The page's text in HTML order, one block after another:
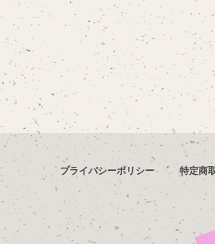
プライバシーポリシー 特定商